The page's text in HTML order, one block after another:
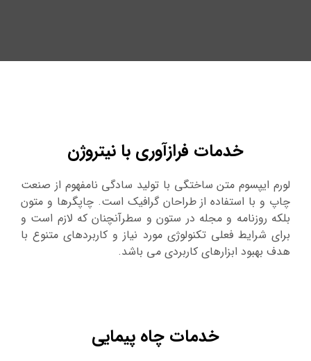
خدمات فرازآوری با نیتروژن
لورم ایپسوم متن ساختگی با تولید سادگی نامفهوم از صنعت
چاپ و با استفاده از طراحان گرافیک است. چاپگرها و متون
بلکه روزنامه و مجله در ستون و سطرآنچنان که لازم است و
برای شرایط فعلی تکنولوژی مورد نیاز و کاربردهای متنوع با
هدف بهبود ابزارهای کاربردی می باشد.
خدمات چاه پيمايي